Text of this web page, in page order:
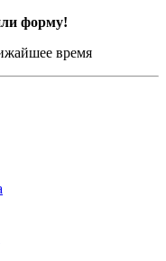
форму!
время